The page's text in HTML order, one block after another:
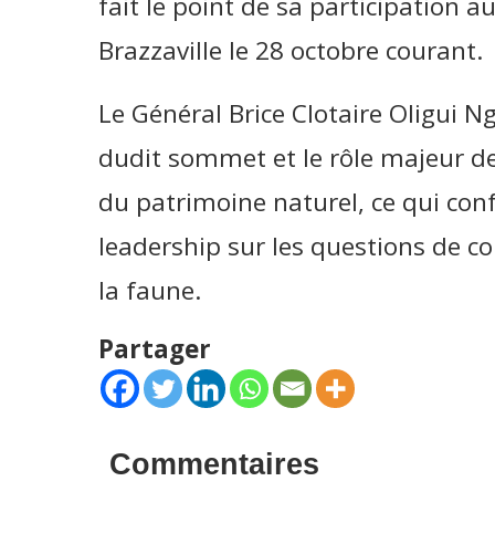
Brazzaville le 28 octobre courant.
Le Général Brice Clotaire Oligui
dudit sommet et le rôle majeur
du patrimoine naturel, ce qui
leadership sur les questions de
la faune.
Partager
Commentaires